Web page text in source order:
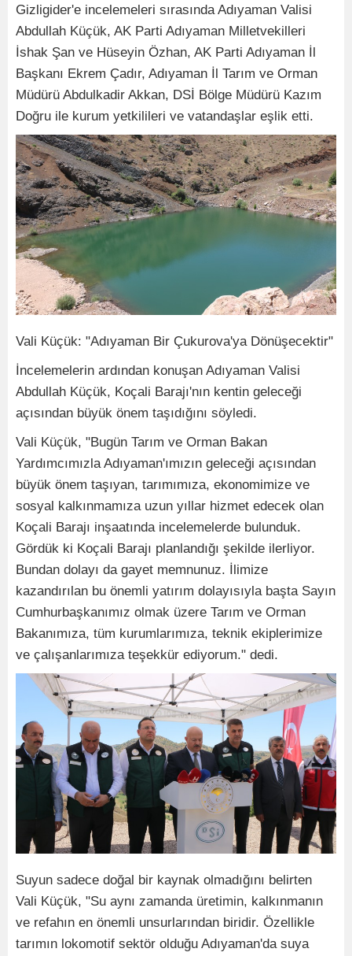
Gizligider'e incelemeleri sırasında Adıyaman Valisi
Abdullah Küçük, AK Parti Adıyaman Milletvekilleri
İshak Şan ve Hüseyin Özhan, AK Parti Adıyaman İl
Başkanı Ekrem Çadır, Adıyaman İl Tarım ve Orman
Müdürü Abdulkadir Akkan, DSİ Bölge Müdürü Kazım
Doğru ile kurum yetkilileri ve vatandaşlar eşlik etti.
Vali Küçük: "Adıyaman Bir Çukurova'ya Dönüşecektir"
İncelemelerin ardından konuşan Adıyaman Valisi
Abdullah Küçük, Koçali Barajı'nın kentin geleceği
açısından büyük önem taşıdığını söyledi.
Vali Küçük, "Bugün Tarım ve Orman Bakan
Yardımcımızla Adıyaman'ımızın geleceği açısından
büyük önem taşıyan, tarımımıza, ekonomimize ve
sosyal kalkınmamıza uzun yıllar hizmet edecek olan
Koçali Barajı inşaatında incelemelerde bulunduk.
Gördük ki Koçali Barajı planlandığı şekilde ilerliyor.
Bundan dolayı da gayet memnunuz. İlimize
kazandırılan bu önemli yatırım dolayısıyla başta Sayın
Cumhurbaşkanımız olmak üzere Tarım ve Orman
Bakanımıza, tüm kurumlarımıza, teknik ekiplerimize
ve çalışanlarımıza teşekkür ediyorum." dedi.
Suyun sadece doğal bir kaynak olmadığını belirten
Vali Küçük, "Su aynı zamanda üretimin, kalkınmanın
ve refahın en önemli unsurlarından biridir. Özellikle
tarımın lokomotif sektör olduğu Adıyaman'da suya